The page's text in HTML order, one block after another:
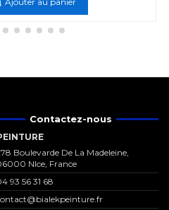
Contactez-nous
Boulevarde De La Madeleine,
NIce, France
93 56 31 68